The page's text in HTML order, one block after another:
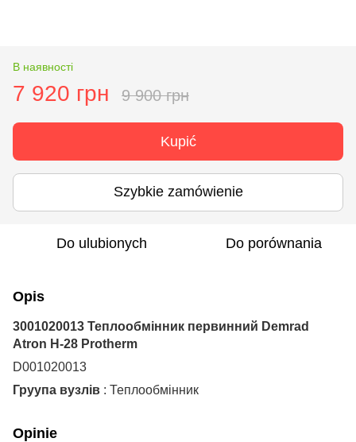
В наявності
7 920 грн 9 900 грн
Kupić
Szybkie zamówienie
Do ulubionych Do porównania
Opis
3001020013 Теплообмінник первинний Demrad
Atron H-28 Protherm
D001020013
Груупа вузлів : Теплообмінник
Opinie